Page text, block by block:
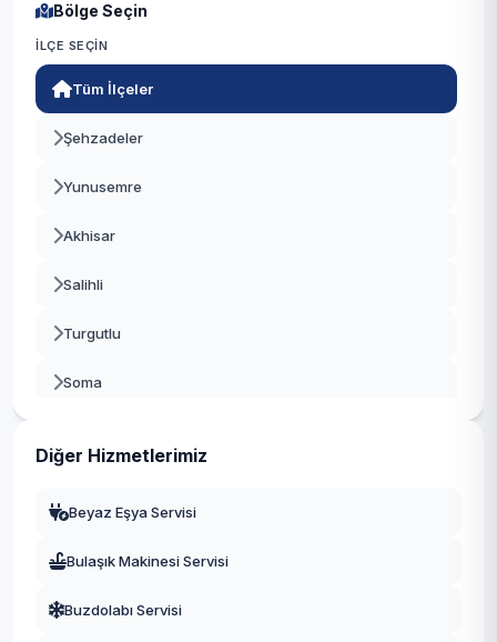
Bölge Seçin
İLÇE SEÇIN
Tüm İlçeler
Şehzadeler
Yunusemre
Akhisar
Salihli
Turgutlu
Soma
Diğer Hizmetlerimiz
Beyaz Eşya Servisi
Bulaşık Makinesi Servisi
Buzdolabı Servisi